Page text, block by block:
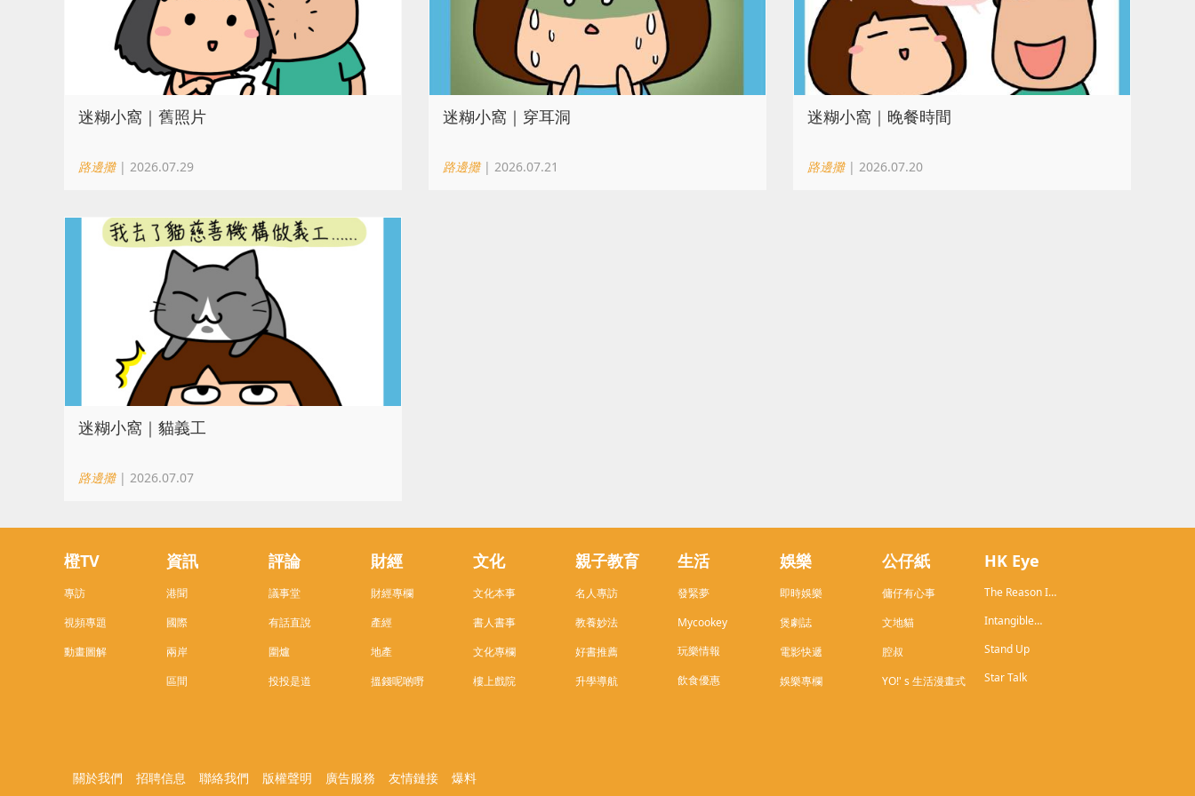
迷糊小窩｜舊照片
路邊攤| 2026.07.29
迷糊小窩｜穿耳洞
路邊攤| 2026.07.21
迷糊小窩｜晚餐時間
路邊攤| 2026.07.20
迷糊小窩｜貓義工
路邊攤| 2026.07.07
橙TV
專訪
視頻專題
動畫圖解
資訊
港聞
國際
兩岸
區間
評論
議事堂
有話直說
圍爐
投投是道
財經
財經專欄
產經
地產
搵錢呢啲嘢
文化
文化本事
書人書事
文化專欄
樓上戲院
親子教育
名人專訪
教養妙法
好書推薦
升學導航
生活
發緊夢
Mycookey
玩樂情報
飲食優惠
娛樂
即時娛樂
煲劇誌
電影快遞
娛樂專欄
公仔紙
傭仔有心事
文地貓
腔叔
YO!' s 生活漫畫式
HK Eye
The Reason I
Intangible
Heritage of
Stand Up
Star Talk
關於我們 招聘信息 聯絡我們 版權聲明 廣告服務 友情鏈接 爆料